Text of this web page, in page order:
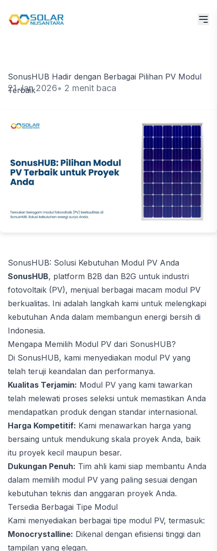
SonusHUB Hadir dengan Berbagai Pilihan PV Modul
Terbaik
21 Jan 2026• 2 menit baca
SonusHUB: Solusi Kebutuhan Modul PV Anda
SonusHUB, platform B2B dan B2G untuk industri
fotovoltaik (PV), menjual berbagai macam modul PV
berkualitas. Ini adalah langkah kami untuk melengkapi
kebutuhan Anda dalam membangun energi bersih di
Indonesia.
Mengapa Memilih Modul PV dari SonusHUB?
Di SonusHUB, kami menyediakan modul PV yang
telah teruji keandalan dan performanya.
Kualitas Terjamin: Modul PV yang kami tawarkan
telah melewati proses seleksi untuk memastikan Anda
mendapatkan produk dengan standar internasional.
Harga Kompetitif: Kami menawarkan harga yang
bersaing untuk mendukung skala proyek Anda, baik
itu proyek kecil maupun besar.
Dukungan Penuh: Tim ahli kami siap membantu Anda
dalam memilih modul PV yang paling sesuai dengan
kebutuhan teknis dan anggaran proyek Anda.
Tersedia Berbagai Tipe Modul
Kami menyediakan berbagai tipe modul PV, termasuk:
Monocrystalline: Dikenal dengan efisiensi tinggi dan
tampilan yang elegan.